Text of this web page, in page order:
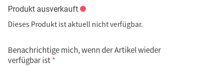
Produkt ausverkauft
Dieses Produkt ist aktuell nicht verfügbar.
Benachrichtige mich, wenn der Artikel wieder
verfügbar ist